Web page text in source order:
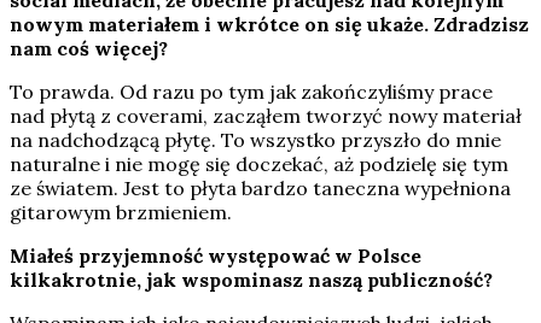
nowym materiałem i wkrótce on się ukaże. Zdradzisz
nam coś więcej?
To prawda. Od razu po tym jak zakończyliśmy prace
nad płytą z coverami, zacząłem tworzyć nowy materiał
na nadchodzącą płytę. To wszystko przyszło do mnie
naturalne i nie mogę się doczekać, aż podzielę się tym
ze światem. Jest to płyta bardzo taneczna wypełniona
gitarowym brzmieniem.
Miałeś przyjemność występować w Polsce
kilkakrotnie, jak wspominasz naszą publiczność?